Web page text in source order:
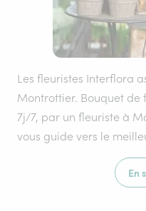
Les fleuristes Interflora
Montrottier. Bouquet de
7j/7, par un fleuriste à
vous guide vers le
En